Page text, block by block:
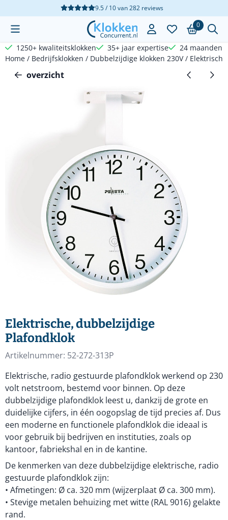
Cookievoorkeuren zijn beschikbaar. Kies instellingen of sta
9.5 / 10van282reviews
0
1250+ kwaliteitsklokken 35+ jaar expertise
24 maanden
Home / Bedrijfsklokken / Dubbelzijdige klokken 230V /
overzicht
Elektrische, dubbelzijdige
Plafondklok
Artikelnummer: 52-272-313P
Elektrische, radio gestuurde plafondklok werkend op 230
volt netstroom, bestemd voor binnen. Op deze
dubbelzijdige plafondklok leest u, dankzij de grote en
duidelijke cijfers, in één oogopslag de tijd precies af. Dus
een moderne en functionele plafondklok die ideaal is
voor gebruik bij bedrijven en instituties, zoals op
kantoor, fabriekshal en in de kantine.
De kenmerken van deze dubbelzijdige elektrische, radio
gestuurde plafondklok zijn:
• Afmetingen: Ø ca. 320 mm (wijzerplaat Ø ca. 300 mm).
• Stevige metalen behuizing met witte (RAL 9016) gelakte
rand.